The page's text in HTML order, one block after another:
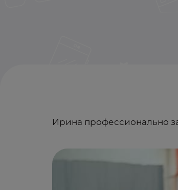
Ирина профессионально